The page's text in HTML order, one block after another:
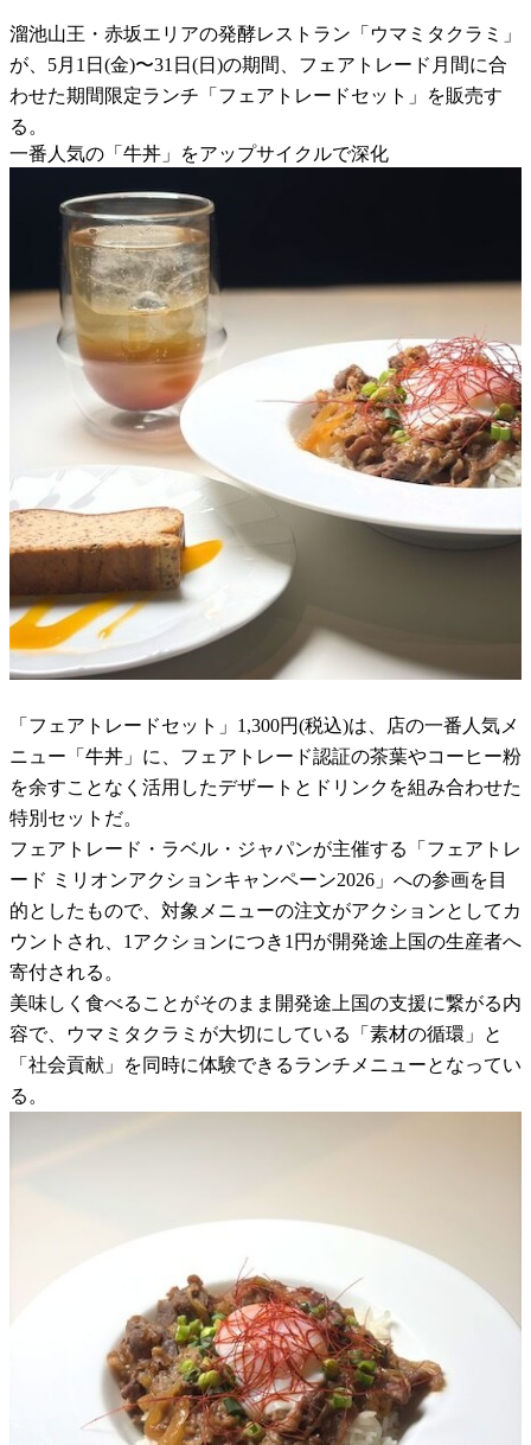
溜池山王・赤坂エリアの発酵レストラン「ウマミタクラミ」
が、5月1日(金)〜31日(日)の期間、フェアトレード月間に合
わせた期間限定ランチ「フェアトレードセット」を販売す
る。
一番人気の「牛丼」をアップサイクルで深化
「フェアトレードセット」1,300円(税込)は、店の一番人気メ
ニュー「牛丼」に、フェアトレード認証の茶葉やコーヒー粉
を余すことなく活用したデザートとドリンクを組み合わせた
特別セットだ。
フェアトレード・ラベル・ジャパンが主催する「フェアトレ
ード ミリオンアクションキャンペーン2026」への参画を目
的としたもので、対象メニューの注文がアクションとしてカ
ウントされ、1アクションにつき1円が開発途上国の生産者へ
寄付される。
美味しく食べることがそのまま開発途上国の支援に繋がる内
容で、ウマミタクラミが大切にしている「素材の循環」と
「社会貢献」を同時に体験できるランチメニューとなってい
る。